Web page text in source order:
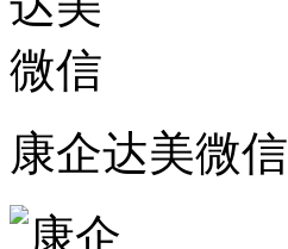
康企达美微信